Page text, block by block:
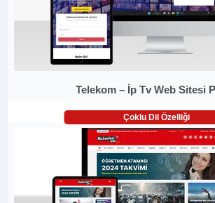
Telekom – İp Tv Web Sitesi
Çoklu Dil Özelliği